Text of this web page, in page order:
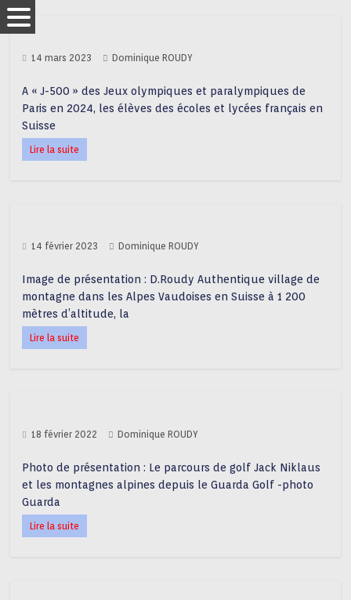
14 mars 2023 Dominique ROUDY
A « J-500 » des Jeux olympiques et paralympiques de
Paris en 2024, les élèves des écoles et lycées français en
Suisse
Lire la suite
14 février 2023 Dominique ROUDY
Image de présentation : D.Roudy Authentique village de
montagne dans les Alpes Vaudoises en Suisse à 1 200
mètres d’altitude, la
Lire la suite
18 février 2022 Dominique ROUDY
Photo de présentation : Le parcours de golf Jack Niklaus
et les montagnes alpines depuis le Guarda Golf -photo
Guarda
Lire la suite